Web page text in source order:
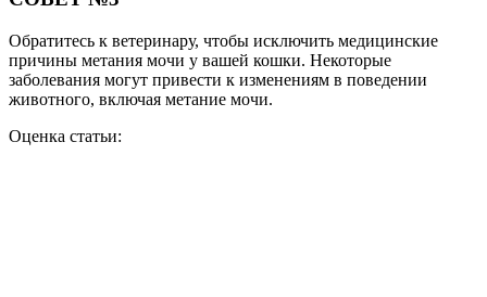
Обратитесь к ветеринару, чтобы исключить медицинские
причины метания мочи у вашей кошки. Некоторые
заболевания могут привести к изменениям в поведении
животного, включая метание мочи.
Оценка статьи: